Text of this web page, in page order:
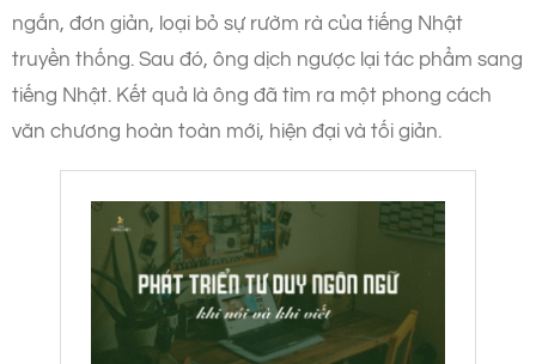
ngắn, đơn giản, loại bỏ sự rườm rà của tiếng Nhật
truyền thống. Sau đó, ông dịch ngược lại tác phẩm sang
tiếng Nhật. Kết quả là ông đã tìm ra một phong cách
văn chương hoàn toàn mới, hiện đại và tối giản.